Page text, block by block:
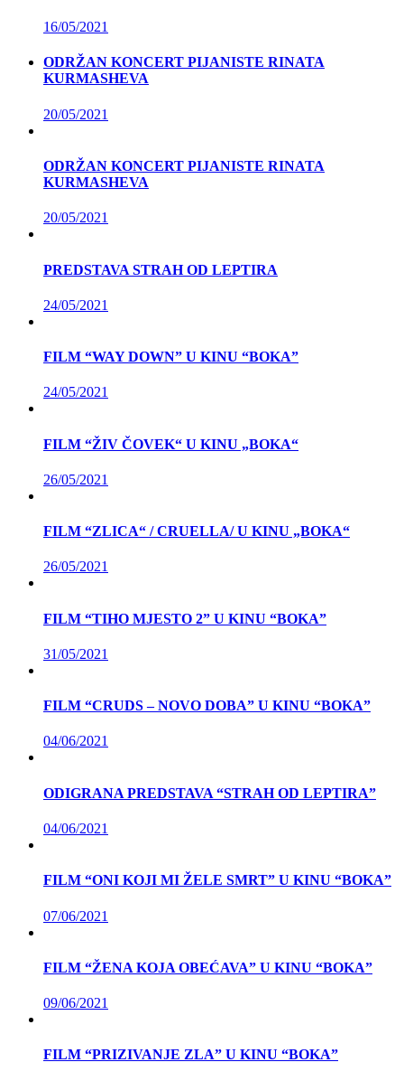
16/05/2021
ODRŽAN KONCERT PIJANISTE RINATA
KURMASHEVA
20/05/2021
ODRŽAN KONCERT PIJANISTE RINATA
KURMASHEVA
20/05/2021
PREDSTAVA STRAH OD LEPTIRA
24/05/2021
FILM “WAY DOWN” U KINU “BOKA”
24/05/2021
FILM “ŽIV ČOVEK“ U KINU „BOKA“
26/05/2021
FILM “ZLICA“ / CRUELLA/ U KINU „BOKA“
26/05/2021
FILM “TIHO MJESTO 2” U KINU “BOKA”
31/05/2021
FILM “CRUDS – NOVO DOBA” U KINU “BOKA”
04/06/2021
ODIGRANA PREDSTAVA “STRAH OD LEPTIRA”
04/06/2021
FILM “ONI KOJI MI ŽELE SMRT” U KINU “BOKA”
07/06/2021
FILM “ŽENA KOJA OBEĆAVA” U KINU “BOKA”
09/06/2021
FILM “PRIZIVANJE ZLA” U KINU “BOKA”